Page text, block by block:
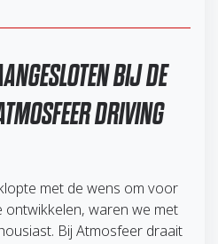
BIJ DE
DRIVING
met de wens om voor
waren we met
Bij Atmosfeer draait